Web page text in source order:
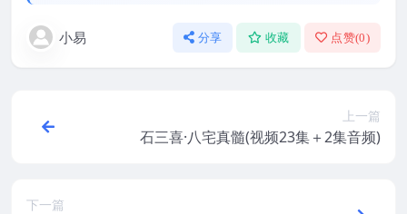
小易 分享 收藏 点赞(0)
上一篇
石三喜·八宅真髓(视频23集＋2集音频)
下一篇